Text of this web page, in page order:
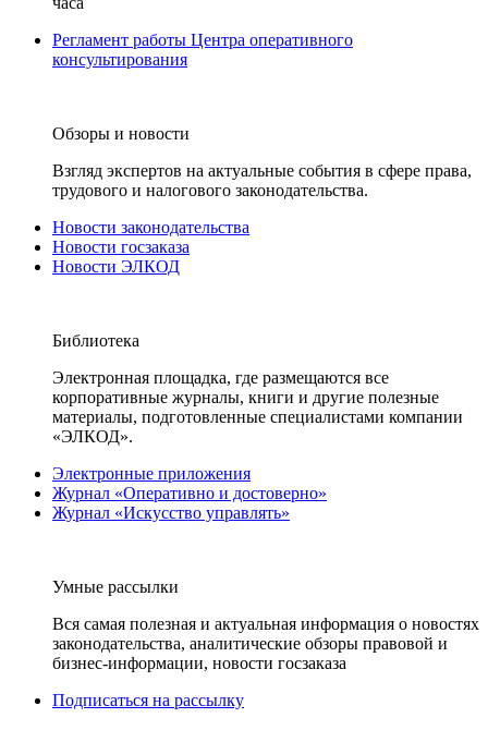
Регламент работы Центра оперативного
консультирования
Обзоры и новости
Взгляд экспертов на актуальные события в сфере права,
трудового и налогового законодательства.
Новости законодательства
Новости госзаказа
Новости ЭЛКОД
Библиотека
Электронная площадка, где размещаются все
корпоративные журналы, книги и другие полезные
материалы, подготовленные специалистами компании
«ЭЛКОД».
Электронные приложения
Журнал «Оперативно и достоверно»
Журнал «Искусство управлять»
Умные рассылки
Вся самая полезная и актуальная информация о новостях
законодательства, аналитические обзоры правовой и
бизнес-информации, новости госзаказа
Подписаться на рассылку